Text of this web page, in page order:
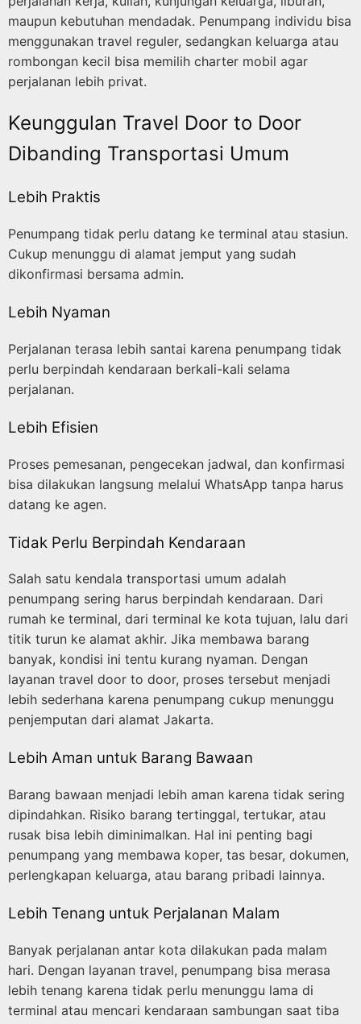
maupun kebutuhan mendadak. Penumpang individu bisa
menggunakan travel reguler, sedangkan keluarga atau
rombongan kecil bisa memilih charter mobil agar
perjalanan lebih privat.
Keunggulan Travel Door to Door
Dibanding Transportasi Umum
Lebih Praktis
Penumpang tidak perlu datang ke terminal atau stasiun.
Cukup menunggu di alamat jemput yang sudah
dikonfirmasi bersama admin.
Lebih Nyaman
Perjalanan terasa lebih santai karena penumpang tidak
perlu berpindah kendaraan berkali-kali selama
perjalanan.
Lebih Efisien
Proses pemesanan, pengecekan jadwal, dan konfirmasi
bisa dilakukan langsung melalui WhatsApp tanpa harus
datang ke agen.
Tidak Perlu Berpindah Kendaraan
Salah satu kendala transportasi umum adalah
penumpang sering harus berpindah kendaraan. Dari
rumah ke terminal, dari terminal ke kota tujuan, lalu dari
titik turun ke alamat akhir. Jika membawa barang
banyak, kondisi ini tentu kurang nyaman. Dengan
layanan travel door to door, proses tersebut menjadi
lebih sederhana karena penumpang cukup menunggu
penjemputan dari alamat Jakarta.
Lebih Aman untuk Barang Bawaan
Barang bawaan menjadi lebih aman karena tidak sering
dipindahkan. Risiko barang tertinggal, tertukar, atau
rusak bisa lebih diminimalkan. Hal ini penting bagi
penumpang yang membawa koper, tas besar, dokumen,
perlengkapan keluarga, atau barang pribadi lainnya.
Lebih Tenang untuk Perjalanan Malam
Banyak perjalanan antar kota dilakukan pada malam
hari. Dengan layanan travel, penumpang bisa merasa
lebih tenang karena tidak perlu menunggu lama di
terminal atau mencari kendaraan sambungan saat tiba